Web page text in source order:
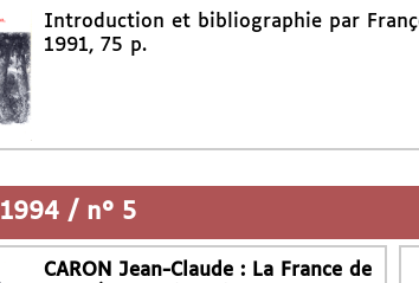
Introduction et bibliographie par
1991, 75 p.
1994 / n° 5
CARON Jean-Claude : La France de